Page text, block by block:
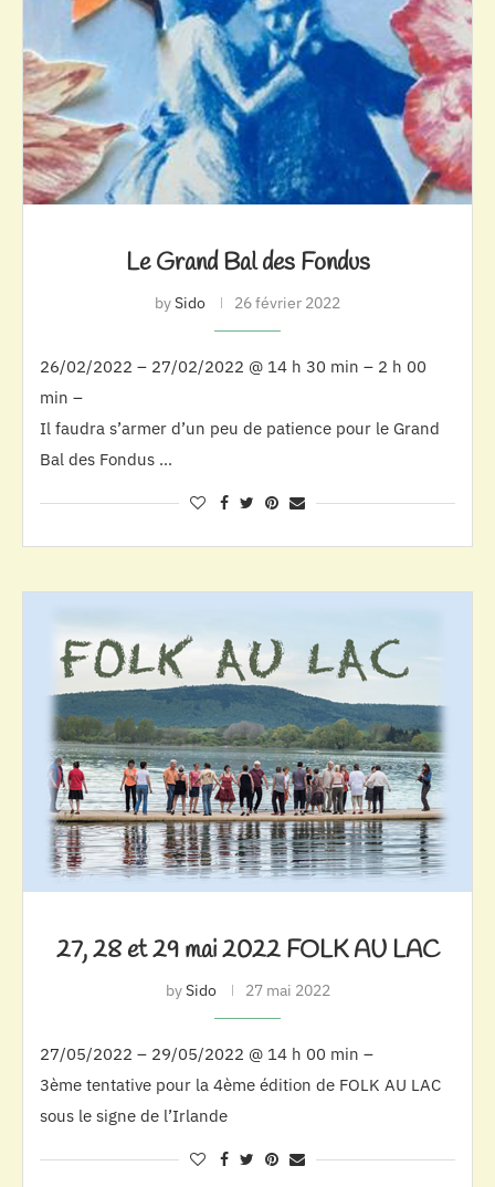
Le Grand Bal des Fondus
bySido 26 février 2022
26/02/2022 – 27/02/2022 @ 14 h 30 min – 2 h 00
min –
Il faudra s’armer d’un peu de patience pour le Grand
Bal des Fondus …
27, 28 et 29 mai 2022 FOLK AU LAC
bySido 27 mai 2022
27/05/2022 – 29/05/2022 @ 14 h 00 min –
3ème tentative pour la 4ème édition de FOLK AU LAC
sous le signe de l’Irlande